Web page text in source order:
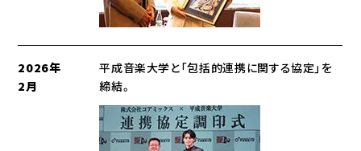
2026年
2月
平成音楽大学と「包括的連携に関する協定」を
締結。